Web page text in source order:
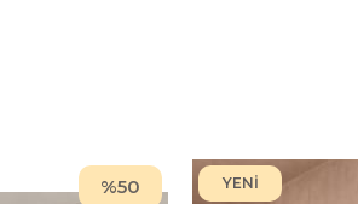
%50
YENI